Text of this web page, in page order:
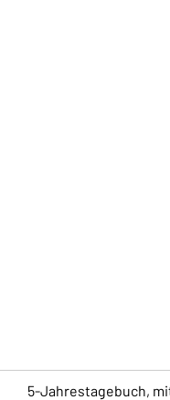
5-Jahrestagebuch,